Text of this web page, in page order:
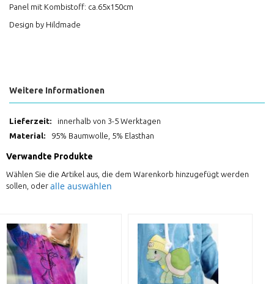
Panel mit Kombistoff: ca.65x150cm
Design by Hildmade
Weitere Informationen
Weitere
Informationen
innerhalb von 3-5 Werktagen
95% Baumwolle, 5% Elasthan
Verwandte Produkte
Wählen Sie die Artikel aus, die dem Warenkorb hinzugefügt werden
sollen, oder alle auswählen